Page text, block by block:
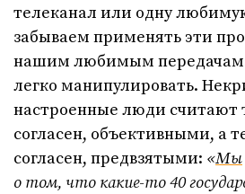
телеканал или одну
забываем применять эти
нашим любимым
легко манипулировать.
настроенные люди считают
согласен, объективными, а
согласен, предвзятыми: «Мы
о том, что какие-то 40